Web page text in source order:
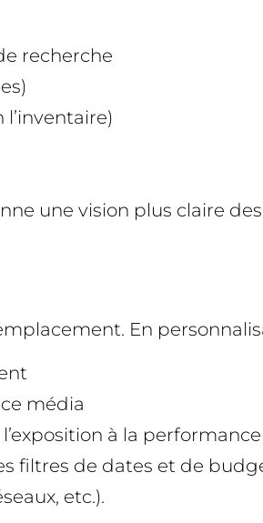
recherche
une vision plus claire
En
média
à la
filtres de dates et de
etc.).